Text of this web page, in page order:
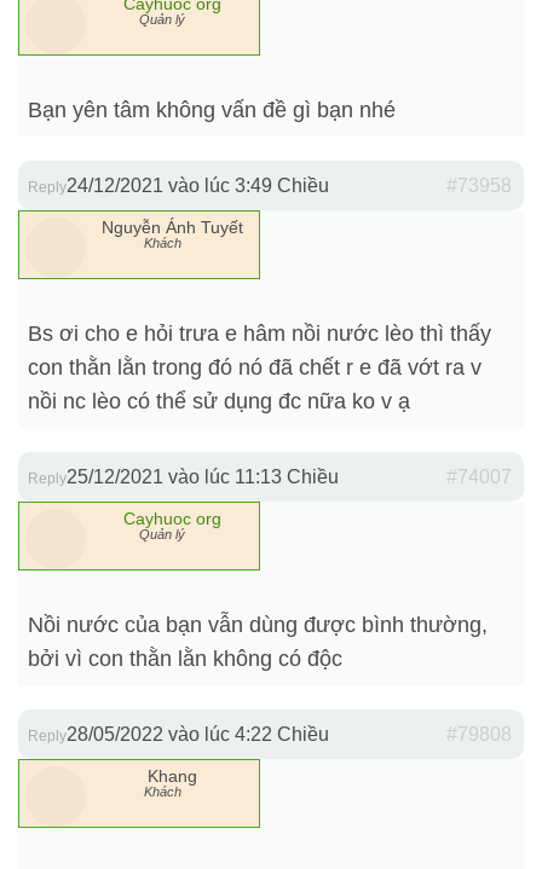
Quản lý
Bạn yên tâm không vấn đề gì bạn nhé
24/12/2021 vào lúc 3:49 Chiều #73958
Reply
Nguyễn Ánh Tuyết
Khách
Bs ơi cho e hỏi trưa e hâm nồi nước lèo thì thấy
con thằn lằn trong đó nó đã chết r e đã vớt ra v
nồi nc lèo có thể sử dụng đc nữa ko v ạ
25/12/2021 vào lúc 11:13 Chiều #74007
Reply
Cayhuoc org
Quản lý
Nồi nước của bạn vẫn dùng được bình thường,
bởi vì con thằn lằn không có độc
28/05/2022 vào lúc 4:22 Chiều #79808
Reply
Khang
Khách